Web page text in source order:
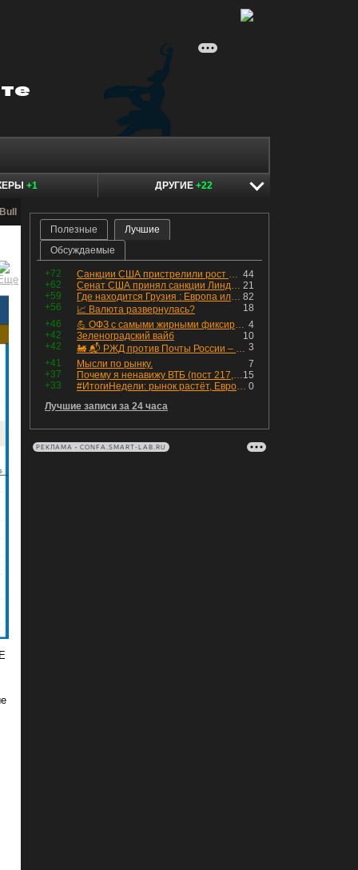
+1 ДРУГИЕ +22
Полезные
Лучшие
Обсуждаемые
+72 44
Санкции США пристрелили рост акций в России
+62
21
Сенат США принял санкции Линдси Грэма против России
+59
82
Где находится Грузия : Европа или Азия
+56
18
📈 Валюта развернулась?
+46
4
💪 ОФЗ с самыми жирными фиксированными купонами
+42
10
Зеленоградский вайб
+42
3
🚂 📬 РЖД против Почты России – Какие облигации выбрать?
+41
7
Мысли по рынку.
+37
15
Почему я ненавижу ВТБ (пост 217, 12+)
+33
0
#ИтогиНедели: рынок растёт, ЕвроТранс трещит
Лучшие записи за 24 часа
РЕКЛАМА • CONFA.SMART-LAB.RU